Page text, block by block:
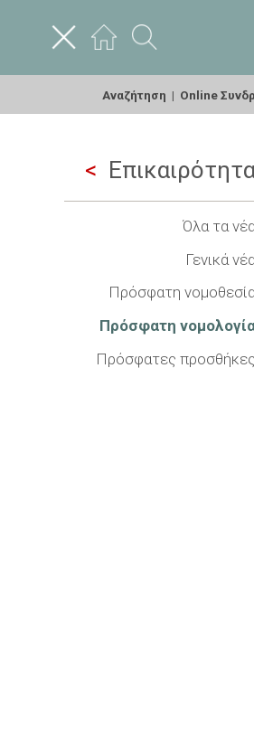
Αναζήτηση | Online
Όλα τα νέα
Γενικά νέα
Πρόσφατη
Πρόσφατη
Πρόσφατες προσθήκες